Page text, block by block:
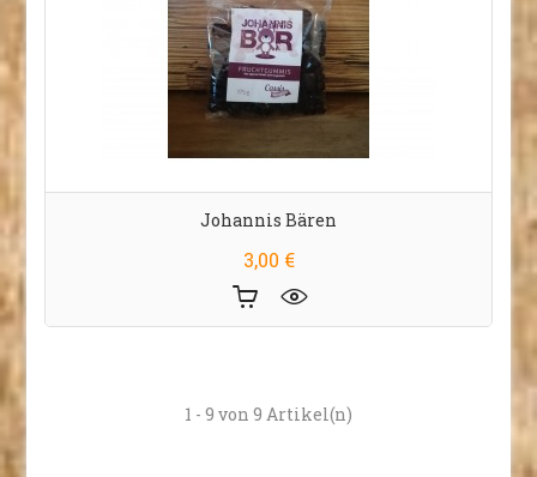
Johannis Bären
Preis
3,00 €
1 - 9 von 9 Artikel(n)